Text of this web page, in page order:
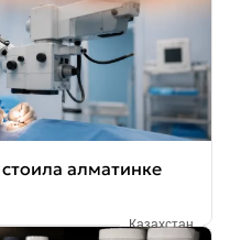
алматинке
Казахстан